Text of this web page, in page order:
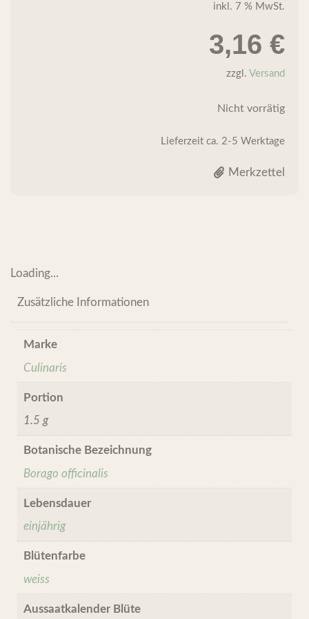
inkl. 7 % MwSt.
3,16 €
zzgl. Versand
Nicht vorrätig
Lieferzeit ca. 2-5 Werktage
Merkzettel
Loading...
Zusätzliche Informationen
Marke
Culinaris
Portion
1.5 g
Botanische Bezeichnung
Borago officinalis
Lebensdauer
einjährig
Blütenfarbe
weiss
Aussaatkalender Blüte